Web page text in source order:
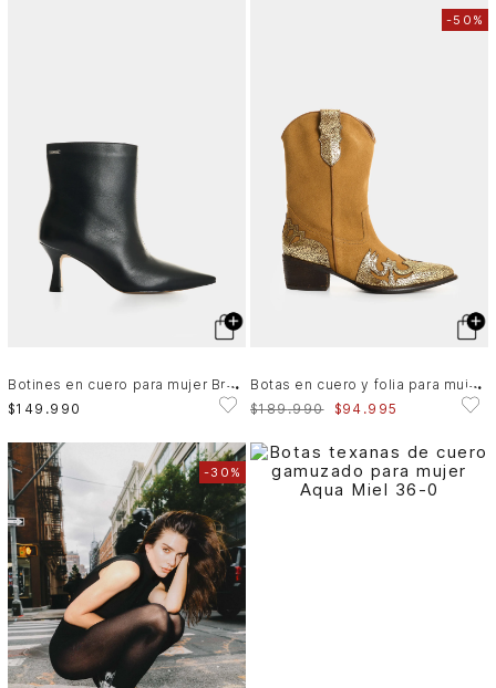
B
otines en cuero para mujer Bruma
$149 .990
-50%
B
otas en cuero y folia para mujer Dino
$189.990 $94 .995
-30%